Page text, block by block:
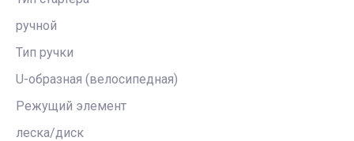
ручной
Тип ручки
U-образная (велосипедная)
Режущий элемент
леска/диск